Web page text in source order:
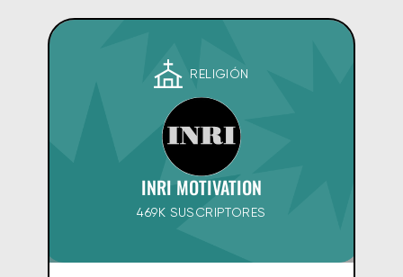
RELIGIÓN
INRI MOTIVATION
469K SUSCRIPTORES